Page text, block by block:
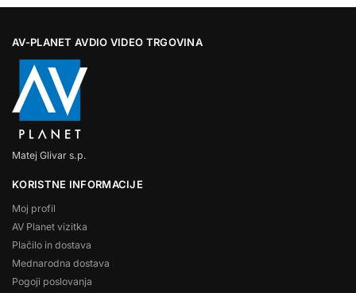
AV-PLANET AVDIO VIDEO TRGOVINA
Matej Glivar s.p.
KORISTNE INFORMACIJE
Moj profil
AV Planet vizitka
Plačilo in dostava
Mednarodna dostava
Pogoji poslovanja